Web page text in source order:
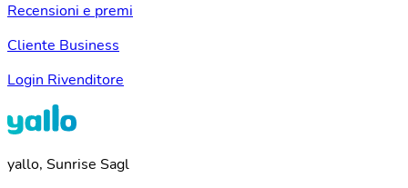
Recensioni e premi
Cliente Business
Login Rivenditore
yallo, Sunrise Sagl